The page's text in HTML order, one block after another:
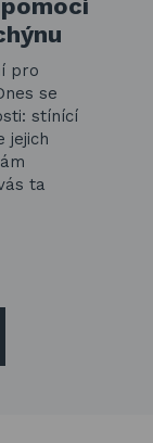
pro
se
stínící
jejich
ta